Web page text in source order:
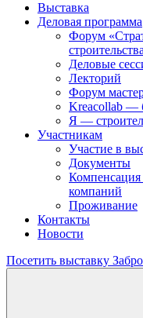
Выставка
Деловая программа
Форум
Деловые
Лекторий
Форум
Kreacollab —
Я —
Участникам
Участие в
Документы
Компенсация
компаний
Проживание
Контакты
Новости
Посетить выставку